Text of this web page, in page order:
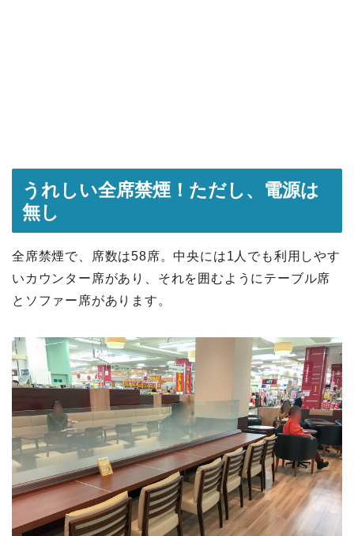
うれしい全席禁煙！ただし、電源は
無し
全席禁煙で、席数は58席。中央には1人でも利用しやす
いカウンター席があり、それを囲むようにテーブル席
とソファー席があります。